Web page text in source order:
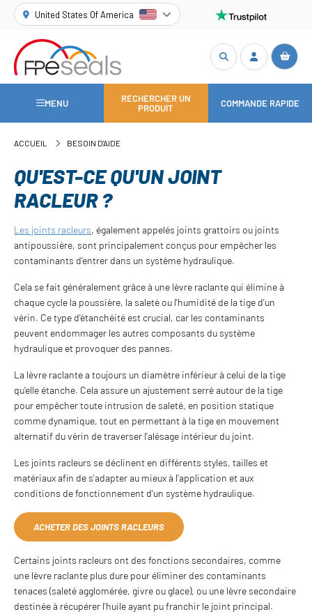
United States Of America
MENU
RECHERCHER UN
PRODUIT
COMMANDE RAPIDE
ACCUEIL BESOIN D'AIDE
QU'EST-CE QU'UN JOINT
RACLEUR ?
Les joints racleurs, également appelés joints grattoirs ou joints
antipoussière, sont principalement conçus pour empêcher les
contaminants d'entrer dans un système hydraulique.
Cela se fait généralement grâce à une lèvre raclante qui élimine à
chaque cycle la poussière, la saleté ou l'humidité de la tige d'un
vérin. Ce type d'étanchéité est crucial, car les contaminants
peuvent endommager les autres composants du système
hydraulique et provoquer des pannes.
La lèvre raclante a toujours un diamètre inférieur à celui de la tige
qu'elle étanche. Cela assure un ajustement serré autour de la tige
pour empêcher toute intrusion de saleté, en position statique
comme dynamique, tout en permettant à la tige en mouvement
alternatif du vérin de traverser l'alésage intérieur du joint.
Les joints racleurs se déclinent en différents styles, tailles et
matériaux afin de s'adapter au mieux à l'application et aux
conditions de fonctionnement d'un système hydraulique.
ACHETER DES JOINTS RACLEURS
Certains joints racleurs ont des fonctions secondaires, comme
une lèvre raclante plus dure pour éliminer des contaminants
tenaces (saleté agglomérée, givre ou glace), ou une lèvre secondaire
destinée à récupérer l'huile ayant pu franchir le joint principal.